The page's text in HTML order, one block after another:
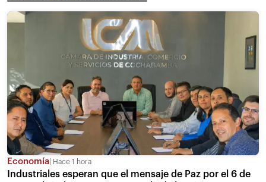
Economía Hace 1 hora
Industriales esperan que el mensaje de Paz por el 6 de